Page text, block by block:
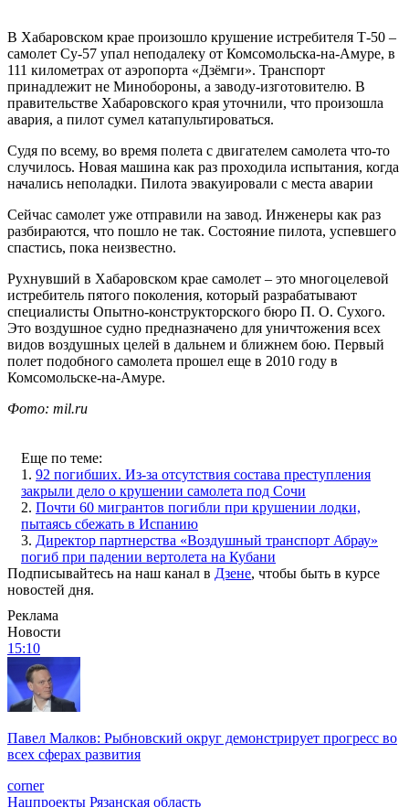
В Хабаровском крае произошло крушение истребителя Т-50 –
самолет Су-57 упал неподалеку от Комсомольска-на-Амуре, в
111 километрах от аэропорта «Дзёмги». Транспорт
принадлежит не Минобороны, а заводу-изготовителю. В
правительстве Хабаровского края уточнили, что произошла
авария, а пилот сумел катапультироваться.
Судя по всему, во время полета с двигателем самолета что-то
случилось. Новая машина как раз проходила испытания, когда
начались неполадки. Пилота эвакуировали с места аварии
Сейчас самолет уже отправили на завод. Инженеры как раз
разбираются, что пошло не так. Состояние пилота, успевшего
спастись, пока неизвестно.
Рухнувший в Хабаровском крае самолет – это многоцелевой
истребитель пятого поколения, который разрабатывают
специалисты Опытно-конструкторского бюро П. О. Сухого.
Это воздушное судно предназначено для уничтожения всех
видов воздушных целей в дальнем и ближнем бою. Первый
полет подобного самолета прошел еще в 2010 году в
Комсомольске-на-Амуре.
Фото: mil.ru
Еще по теме:
1. 92 погибших. Из-за отсутствия состава преступления
закрыли дело о крушении самолета под Сочи
2. Почти 60 мигрантов погибли при крушении лодки,
пытаясь сбежать в Испанию
3. Директор партнерства «Воздушный транспорт Абрау»
погиб при падении вертолета на Кубани
Подписывайтесь на наш канал в Дзене, чтобы быть в курсе
новостей дня.
Реклама
Новости
15:10
Павел Малков: Рыбновский округ демонстрирует прогресс во
всех сферах развития
corner
Нацпроекты Рязанская область